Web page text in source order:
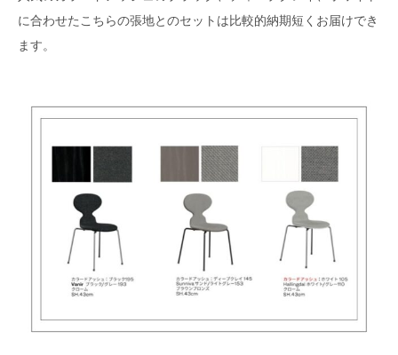
に合わせたこちらの張地とのセットは比較的納期短くお届けでき
ます。